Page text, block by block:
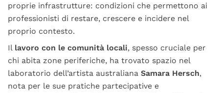
proprie infrastrutture: condizioni che permettono ai
professionisti di restare, crescere e incidere nel
proprio contesto.
Il lavoro con le comunità locali, spesso cruciale per
chi abita zone periferiche, ha trovato spazio nel
laboratorio dell’artista australiana Samara Hersch,
nota per le sue pratiche partecipative e